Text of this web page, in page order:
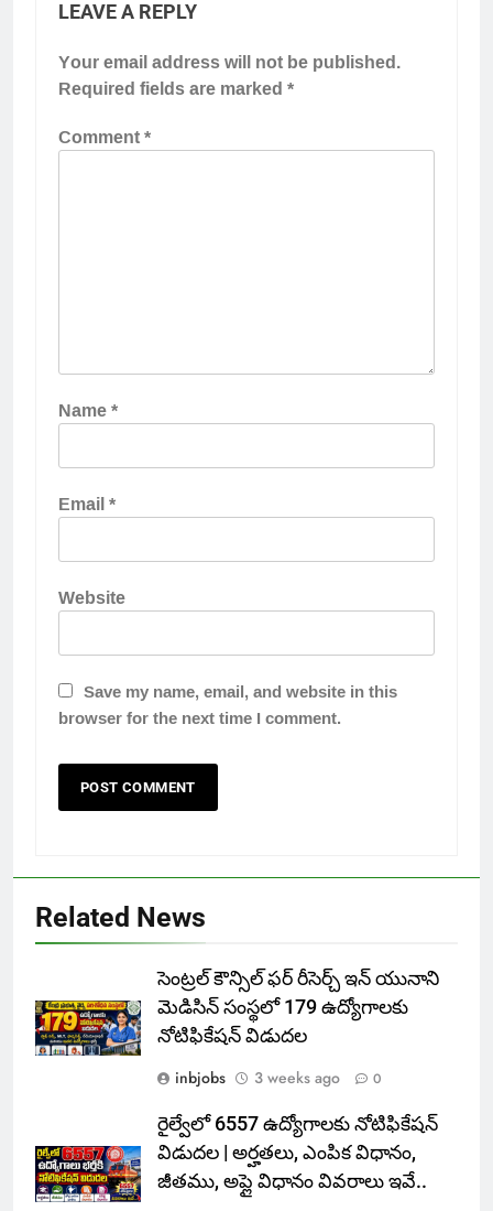
LEAVE A REPLY
Your email address will not be published.
Required fields are marked*
Comment*
Name*
Email*
Website
Save my name, email, and website in this
browser for the next time I comment.
Related News
సెంట్రల్ కౌన్సిల్ ఫర్ రీసెర్చ్ ఇన్ యునాని
మెడిసిన్ సంస్థలో 179 ఉద్యోగాలకు
నోటిఫికేషన్ విడుదల
inbjobs
3 weeks ago 0
రైల్వేలో 6557 ఉద్యోగాలకు నోటిఫికేషన్
విడుదల | అర్హతలు, ఎంపిక విధానం,
జీతము, అప్లై విధానం వివరాలు ఇవే..